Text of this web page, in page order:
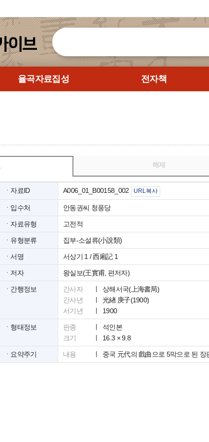
율곡자료집성 전자책
해제
ㆍ자료ID A006_01_B00158_002 URL복사
ㆍ입수처 안동권씨 청풍당
ㆍ자료유형 고전적
ㆍ유형분류 집부-소설류(小說類)
ㆍ서명 서상기 1 / 西廂記 1
ㆍ저자 왕실보(王實甫, 편저자)
ㆍ간행정보 간사자
상해서국(上海書局)
간사년
光緖 庚子(1900)
서기년
1900
ㆍ형태정보 판종
석인본
크기
16.3 × 9.8
ㆍ요약주기 내용 중국 元代의 戲曲으로 5막으로 된 장